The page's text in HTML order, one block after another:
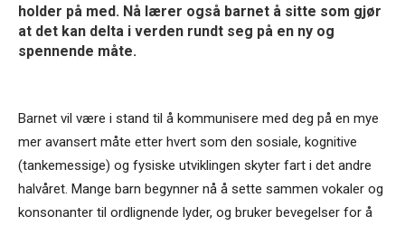
holder på med. Nå lærer også barnet å sitte som gjør
at det kan delta i verden rundt seg på en ny og
spennende måte.
Barnet vil være i stand til å kommunisere med deg på en mye
mer avansert måte etter hvert som den sosiale, kognitive
(tankemessige) og fysiske utviklingen skyter fart i det andre
halvåret. Mange barn begynner nå å sette sammen vokaler og
konsonanter til ordlignende lyder, og bruker bevegelser for å